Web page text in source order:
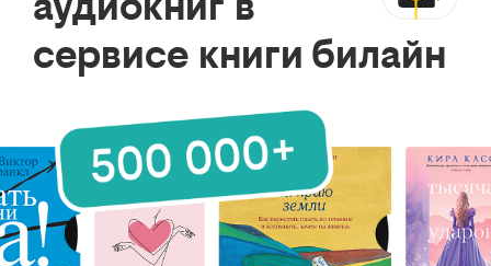
сервисе книги билайн